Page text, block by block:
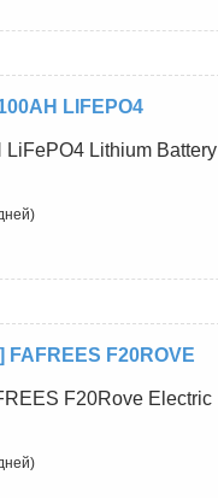
LIFEPO4
Lithium Battery
FAFREES F20ROVE
F20Rove Electric